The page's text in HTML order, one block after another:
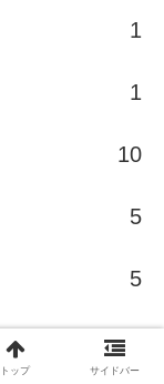
1
1
10
5
5
トップ サイドバー